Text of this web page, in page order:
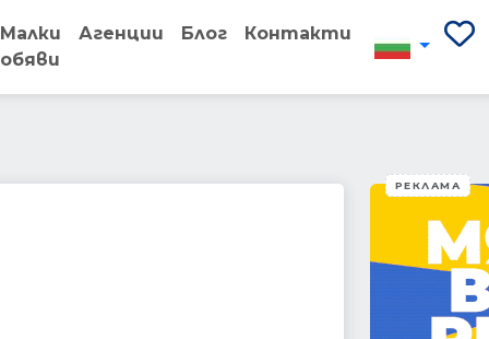
Малки
обяви
Агенции Блог Контакти
РЕКЛАМА